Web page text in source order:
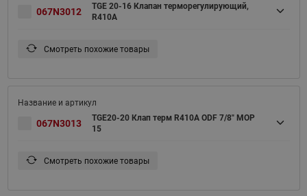
067N3012
TGE 20-16 Клапан терморегулирующий,
R410A
Смотреть похожие товары
067N3013
TGE20-20 Клап терм R410A ODF 7/8" MOP
15
Смотреть похожие товары